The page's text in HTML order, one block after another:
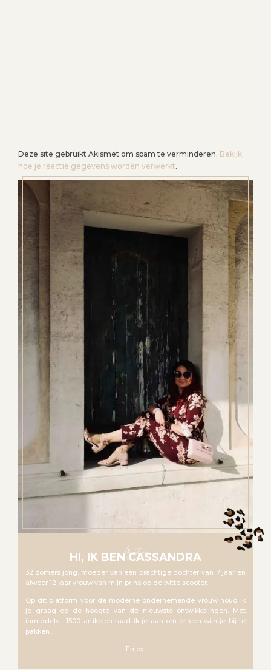
Deze site gebruikt Akismet om spam te verminderen. Bekijk
hoe je reactie gegevens worden verwerkt.
About me
HI, IK BEN CASSANDRA
32 zomers jong, moeder van een prachtige dochter van 7 jaar en
alweer 12 jaar vrouw van mijn prins op de witte scooter.
Op dit platform voor de moderne ondernemende vrouw houd ik
je graag op de hoogte van de nieuwste ontwikkelingen. Met
inmiddels +1500 artikelen raad ik je aan om er een wijntje bij te
pakken.
Enjoy!